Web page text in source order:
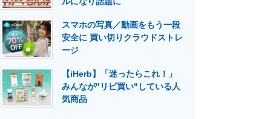
スマホの写真／動画をもう一段
安全に 買い切りクラウドストレ
ージ
【iHerb】「迷ったらこれ！」
みんなが"リピ買い"している人
気商品